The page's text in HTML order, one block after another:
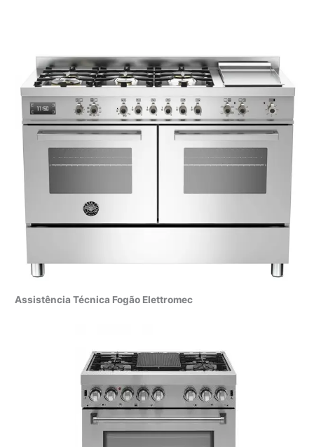
Assistência Técnica Fogão Elettromec